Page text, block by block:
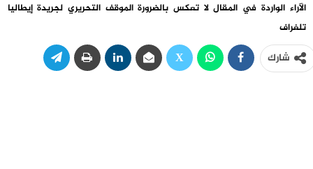
الآراء الواردة في المقال لا تعكس بالضرورة الموقف التحريري لجريدة إيطاليا
تلغراف
شارك